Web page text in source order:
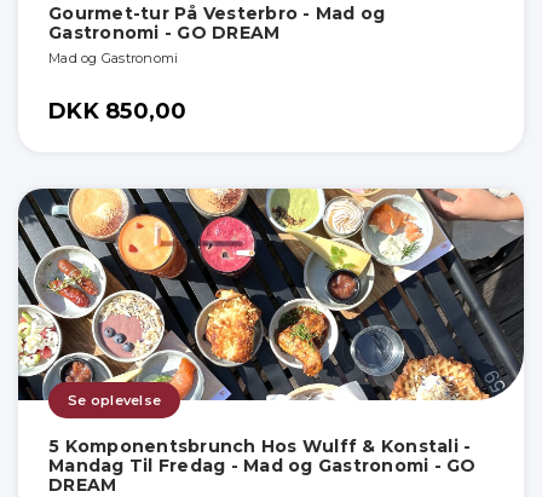
Gourmet-tur På Vesterbro - Mad og
Gastronomi - GO DREAM
Mad og Gastronomi
DKK 850,00
Se oplevelse
5 Komponentsbrunch Hos Wulff & Konstali -
Mandag Til Fredag - Mad og Gastronomi - GO
DREAM